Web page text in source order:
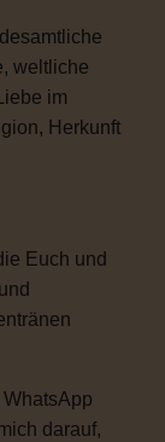
weltliche
im
Herkunft
Euch und
darauf,